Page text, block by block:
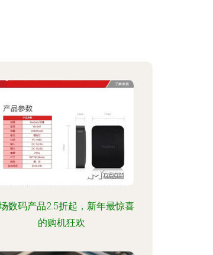
数码产品2.5折起，新年最惊喜
的购机狂欢